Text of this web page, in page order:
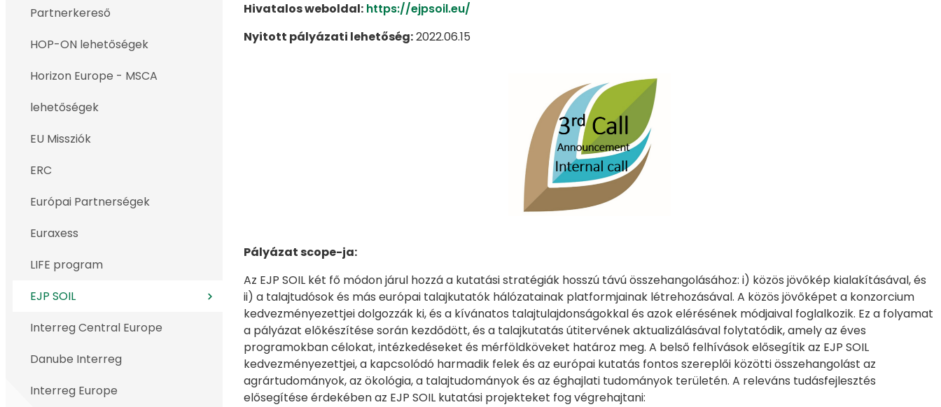
Partnerkereső
HOP-ON lehetőségek
Horizon Europe - MSCA
lehetőségek
EU Missziók
ERC
Európai Partnerségek
Euraxess
LIFE program
EJP SOIL
Interreg Central Europe
Danube Interreg
Interreg Europe
Hivatalos weboldal: https://ejpsoil.eu/
Nyitott pályázati lehetőség:2022.06.15
Pályázat scope-ja:
Az EJP SOIL két fő módon járul hozzá a kutatási stratégiák hosszú távú összehangolásához: i) közös jövőkép kialakításával, és
ii) a talajtudósok és más európai talajkutatók hálózatainak platformjainak létrehozásával. A közös jövőképet a konzorcium
kedvezményezettjei dolgozzák ki, és a kívánatos talajtulajdonságokkal és azok elérésének módjaival foglalkozik. Ez a folyamat
a pályázat előkészítése során kezdődött, és a talajkutatás útitervének aktualizálásával folytatódik, amely az éves
programokban célokat, intézkedéseket és mérföldköveket határoz meg. A belső felhívások elősegítik az EJP SOIL
kedvezményezettjei, a kapcsolódó harmadik felek és az európai kutatás fontos szereplői közötti összehangolást az
agrártudományok, az ökológia, a talajtudományok és az éghajlati tudományok területén. A releváns tudásfejlesztés
elősegítése érdekében az EJP SOIL kutatási projekteket fog végrehajtani: